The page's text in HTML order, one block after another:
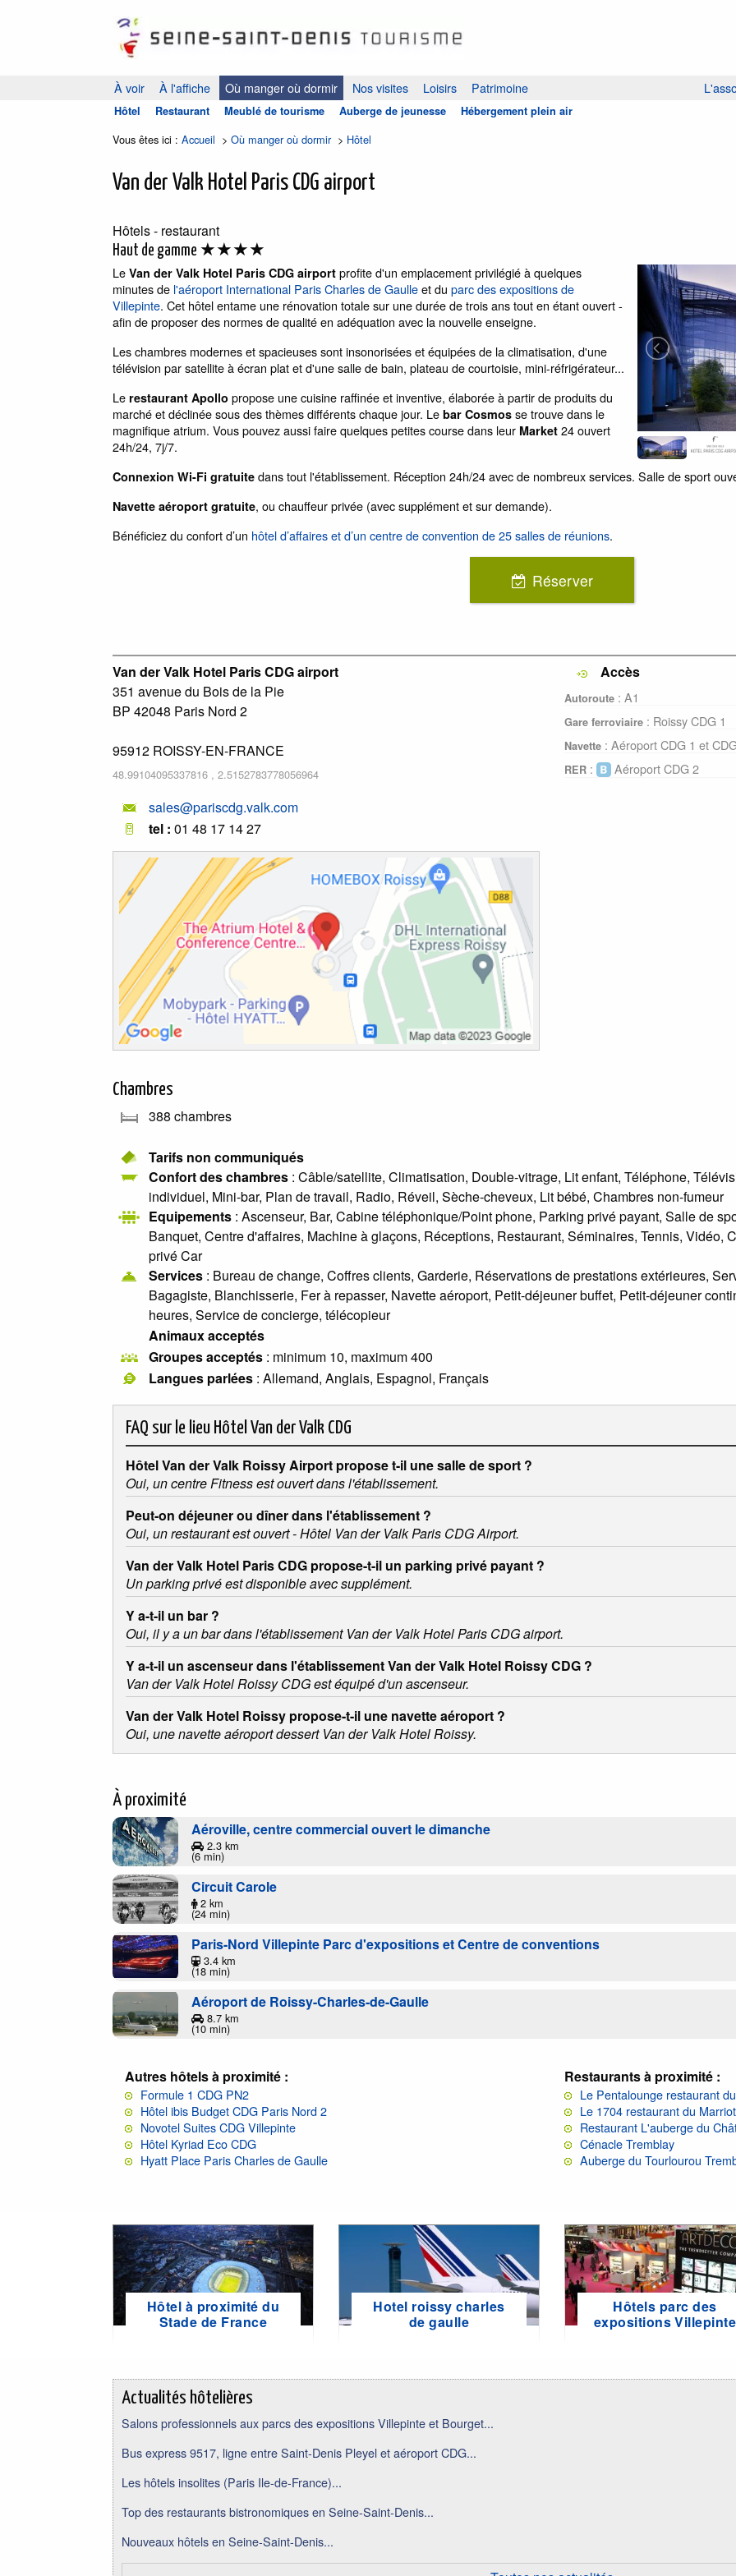
À voir À l'affiche Où manger où dormir Nos visites Loisirs Patrimoine
Hôtel Restaurant Meublé de tourisme Auberge de jeunesse Hébergement plein air
Vous êtes ici : Accueil > Où manger où dormir> Hôtel
Van der Valk Hotel Paris CDG airport
Hôtels - restaurant
Haut de gamme ★★★★
Le Van der Valk Hotel Paris CDG airport profite d'un emplacement privilégié à quelques
minutes de l'aéroport International Paris Charles de Gaulleet du parc des expositions de
Villepinte. Cet hôtel entame une rénovation totale sur une durée de trois ans tout en étant ouvert -
afin de proposer des normes de qualité en adéquation avec la nouvelle enseigne.
Les chambres modernes et spacieuses sont insonorisées et équipées de la climatisation, d'une
télévision par satellite à écran plat et d'une salle de bain, plateau de courtoisie, mini-réfrigérateur...
Le restaurant Apollo propose une cuisine raffinée et inventive, élaborée à partir de produits du
marché et déclinée sous des thèmes différents chaque jour. Le bar Cosmos se trouve dans le
magnifique atrium. Vous pouvez aussi faire quelques petites course dans leur Market 24 ouvert
24h/24, 7j/7.
Connexion Wi-Fi gratuite dans tout l'établissement. Réception 24h/24 avec de nombreux services. Salle de sport
Navette aéroport gratuite, ou chauffeur privée (avec supplément et sur demande).
Bénéficiez du confort d’un hôtel d’affaires et d’un centre de convention de 25 salles de réunions.
Réserver
Van der Valk Hotel Paris CDG airport
351 avenue du Bois de la Pie
BP 42048 Paris Nord 2
95912 ROISSY-EN-FRANCE
48.99104095337816 , 2.5152783778056964
sales@pariscdg.valk.com
tel : 01 48 17 14 27
Accès
Autoroute : A1
Gare ferroviaire : Roissy CDG 1
Navette : Aéroport CDG 1 et
RER : Aéroport CDG 2
Chambres
388 chambres
Tarifs non communiqués
Confort des chambres : Câble/satellite, Climatisation, Double-vitrage, Lit enfant, Téléphone,
individuel, Mini-bar, Plan de travail, Radio, Réveil, Sèche-cheveux, Lit bébé, Chambres non-fumeur
Equipements : Ascenseur, Bar, Cabine téléphonique/Point phone, Parking privé payant, Salle de
Banquet, Centre d'affaires, Machine à glaçons, Réceptions, Restaurant, Séminaires, Tennis, Vidéo,
privé Car
Services : Bureau de change, Coffres clients, Garderie, Réservations de prestations extérieures,
Bagagiste, Blanchisserie, Fer à repasser, Navette aéroport, Petit-déjeuner buffet, Petit-déjeuner
heures, Service de concierge, télécopieur
Animaux acceptés
Groupes acceptés : minimum 10, maximum 400
Langues parlées : Allemand, Anglais, Espagnol, Français
FAQ sur le lieu Hôtel Van der Valk CDG
Hôtel Van der Valk Roissy Airport propose t-il une salle de sport ?
Oui, un centre Fitness est ouvert dans l'établissement.
Peut-on déjeuner ou dîner dans l'établissement ?
Oui, un restaurant est ouvert - Hôtel Van der Valk Paris CDG Airport.
Van der Valk Hotel Paris CDG propose-t-il un parking privé payant ?
Un parking privé est disponible avec supplément.
Y a-t-il un bar ?
Oui, il y a un bar dans l'établissement Van der Valk Hotel Paris CDG airport.
Y a-t-il un ascenseur dans l'établissement Van der Valk Hotel Roissy CDG ?
Van der Valk Hotel Roissy CDG est équipé d'un ascenseur.
Van der Valk Hotel Roissy propose-t-il une navette aéroport ?
Oui, une navette aéroport dessert Van der Valk Hotel Roissy.
À proximité
Aéroville, centre commercial ouvert le dimanche
2.3 km
(6 min)
Circuit Carole
2 km
(24 min)
Paris-Nord Villepinte Parc d'expositions et Centre de conventions
3.4 km
(18 min)
Aéroport de Roissy-Charles-de-Gaulle
8.7 km
(10 min)
Autres hôtels à proximité :
Formule 1 CDG PN2
Hôtel ibis Budget CDG Paris Nord 2
Novotel Suites CDG Villepinte
Hôtel Kyriad Eco CDG
Hyatt Place Paris Charles de Gaulle
Restaurants à proximité :
Le Pentalounge restaurant
Le 1704 restaurant du
Restaurant L'auberge du
Cénacle Tremblay
Auberge du Tourlourou
Hôtel à proximité du
Stade de France
Hotel roissy charles
de gaulle
Hôtels parc des
expositions Villepinte
Actualités hôtelières
Salons professionnels aux parcs des expositions Villepinte et Bourget...
Bus express 9517, ligne entre Saint-Denis Pleyel et aéroport CDG...
Les hôtels insolites (Paris Ile-de-France)...
Top des restaurants bistronomiques en Seine-Saint-Denis...
Nouveaux hôtels en Seine-Saint-Denis...